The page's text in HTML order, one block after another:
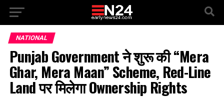
NATIONAL
Punjab Government ने शुरू की “Mera
Ghar, Mera Maan” Scheme, Red-Line
Land पर मिलेगा Ownership Rights